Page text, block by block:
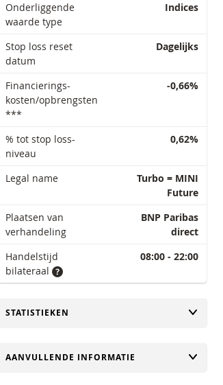
1 Jaar
-
Onderliggende
waarde type
Indices
Stop loss reset
datum
Dagelijks
Financierings-
kosten/opbrengsten
***
-0,66%
% tot stop loss-
niveau
0,62%
Legal name
Turbo = MINI
Future
Plaatsen van
verhandeling
BNP Paribas
direct
Handelstijd
bilateraal
08:00 - 22:00
TOGGLE
STATISTIEKEN
TOGGLE
AANVULLENDE INFORMATIE